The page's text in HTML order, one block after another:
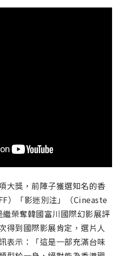
大獎，前陣子獲選知名的香
）「影迷別注」（Cineaste
榮奪韓國富川國際幻影展評
得到國際影展肯定，選片人
表示：「這是一部充滿台味